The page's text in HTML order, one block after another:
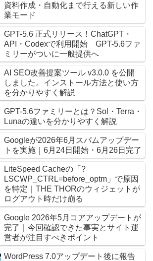
資料作成・自動化まで行える新しい作
業モード
GPT-5.6 正式リリース！ChatGPT・
API・Codexで利用開始 GPT-5.6ファ
ミリーがついに一般提供へ
AI SEO改善提案ツール v3.0.0 を公開
しました。インストール方法と使い方
を分かりやすく解説
GPT-5.6ファミリーとは？Sol・Terra・
Lunaの違いを分かりやすく解説
Googleが2026年6月スパムアップデー
トを実施｜6月24日開始・6月26日完了
LiteSpeed Cacheの「?
LSCWP_CTRL=before_optm」で原因
を特定｜THE THORのウィジェットが
ログアウト時だけ崩る
Google 2026年5月コアアップデートが
完了｜今回確認できた事実とサイト運
営者が注目すべきポイント
WordPress 7.0アップデート後に報告